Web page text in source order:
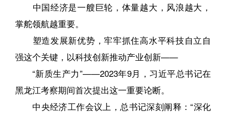
中国经济是一艘巨轮，体量越大，风浪越大，
掌舵领航越重要。
塑造发展新优势，牢牢抓住高水平科技自立自
强这个关键，以科技创新推动产业创新——
“新质生产力”——2023年9月，习近平总书记在
黑龙江考察期间首次提出这一重要论断。
中央经济工作会议上，总书记深刻阐释：“深化